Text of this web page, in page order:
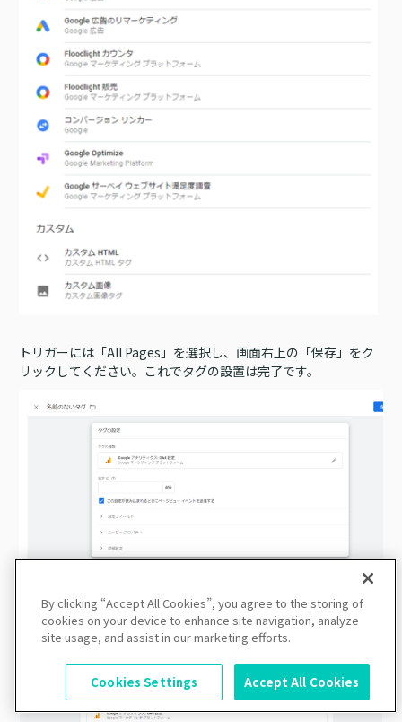
トリガーには「All Pages」を選択し、画面右上の「保存」をク
リックしてください。これでタグの設置は完了です。
最後に、GA4で問題なくデータが計測されているかを確認しま
す。お好みのブラウザからWebサイトにアクセスした状態でGA4
を開き、「レポート」＞「リアルタイム」をクリックします。
By clicking “Accept All Cookies”, you agree to the storing of
cookies on your device to enhance site navigation, analyze
site usage, and assist in our marketing efforts.
Accept All Cookies
Cookies Settings